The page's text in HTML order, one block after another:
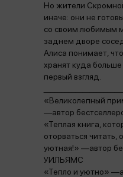
Но жители
иначе: они не
со своим любимым
заднем дворе
Алиса понимает,
хранят куда
первый взгляд.
«Великолепный
—автор
«Теплая книга,
оторваться читать,
уютная!» —автор
УИЛЬЯМС
«Тепло и уютно»